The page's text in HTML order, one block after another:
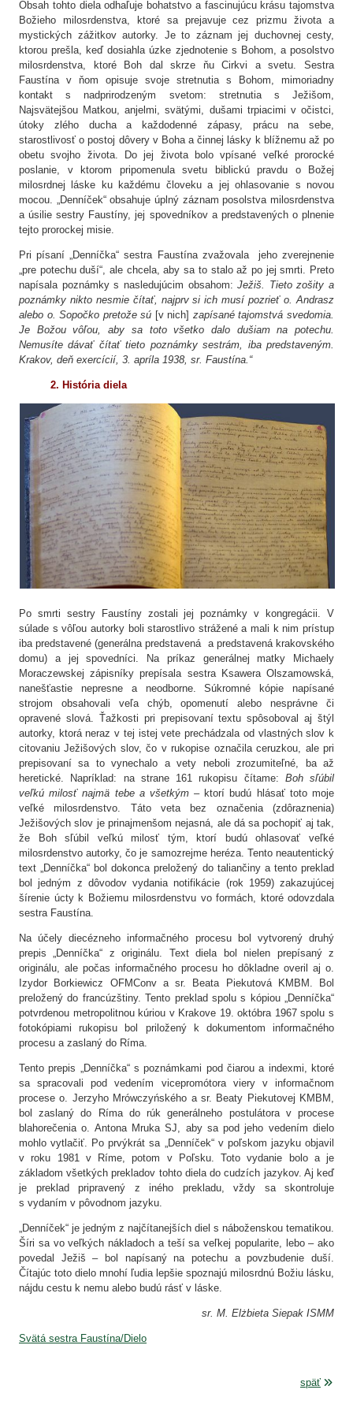
Obsah tohto diela odhaľuje bohatstvo a fascinujúcu krásu tajomstva
Božieho milosrdenstva, ktoré sa prejavuje cez prizmu života a
mystických zážitkov autorky. Je to záznam jej duchovnej cesty,
ktorou prešla, keď dosiahla úzke zjednotenie s Bohom, a posolstvo
milosrdenstva, ktoré Boh dal skrze ňu Cirkvi a svetu. Sestra
Faustína v ňom opisuje svoje stretnutia s Bohom, mimoriadny
kontakt s nadprirodzeným svetom: stretnutia s Ježišom,
Najsvätejšou Matkou, anjelmi, svätými, dušami trpiacimi v očistci,
útoky zlého ducha a každodenné zápasy, prácu na sebe,
starostlivosť o postoj dôvery v Boha a činnej lásky k blížnemu až po
obetu svojho života. Do jej života bolo vpísané veľké prorocké
poslanie, v ktorom pripomenula svetu biblickú pravdu o Božej
milosrdnej láske ku každému človeku a jej ohlasovanie s novou
mocou. „Denníček“ obsahuje úplný záznam posolstva milosrdenstva
a úsilie sestry Faustíny, jej spovedníkov a predstavených o plnenie
tejto prorockej misie.
Pri písaní „Denníčka“ sestra Faustína zvažovala jeho zverejnenie
„pre potechu duší“, ale chcela, aby sa to stalo až po jej smrti. Preto
napísala poznámky s nasledujúcim obsahom:Ježiš. Tieto zošity a
poznámky nikto nesmie čítať, najprv si ich musí pozrieť o. Andrasz
alebo o. Sopočko pretože sú [v nich] zapísané tajomstvá svedomia.
Je Božou vôľou, aby sa toto všetko dalo dušiam na potechu.
Nemusíte dávať čítať tieto poznámky sestrám, iba predstaveným.
Krakov, deň exercícií, 3. apríla 1938, sr. Faustína.“
2. História diela
Po smrti sestry Faustíny zostali jej poznámky v kongregácii. V
súlade s vôľou autorky boli starostlivo strážené a mali k nim prístup
iba predstavené (generálna predstavená a predstavená krakovského
domu) a jej spovedníci. Na príkaz generálnej matky Michaely
Moraczewskej zápisníky prepísala sestra Ksawera Olszamowská,
nanešťastie nepresne a neodborne. Súkromné ​​kópie napísané
strojom obsahovali veľa chýb, opomenutí alebo nesprávne či
opravené slová. Ťažkosti pri prepisovaní textu spôsoboval aj štýl
autorky, ktorá neraz v tej istej vete prechádzala od vlastných slov k
citovaniu Ježišových slov, čo v rukopise označila ceruzkou, ale pri
prepisovaní sa to vynechalo a vety neboli zrozumiteľné, ba až
heretické. Napríklad: na strane 161 rukopisu čítame: Boh sľúbil
veľkú milosť najmä tebe a všetkým – ktorí budú hlásať toto moje
veľké milosrdenstvo. Táto veta bez označenia (zdôraznenia)
Ježišových slov je prinajmenšom nejasná, ale dá sa pochopiť aj tak,
že Boh sľúbil veľkú milosť tým, ktorí budú ohlasovať veľké
milosrdenstvo autorky, čo je samozrejme heréza. Tento neautentický
text „Denníčka“ bol dokonca preložený do taliančiny a tento preklad
bol jedným z dôvodov vydania notifikácie (rok 1959) zakazujúcej
šírenie úcty k Božiemu milosrdenstvu vo formách, ktoré odovzdala
sestra Faustína.
Na účely diecézneho informačného procesu bol vytvorený druhý
prepis „Denníčka“ z originálu. Text diela bol nielen prepísaný z
originálu, ale počas informačného procesu ho dôkladne overil aj o.
Izydor Borkiewicz OFMConv a sr. Beata Piekutová KMBM. Bol
preložený do francúzštiny. Tento preklad spolu s kópiou „Denníčka“
potvrdenou metropolitnou kúriou v Krakove 19. októbra 1967 spolu s
fotokópiami rukopisu bol priložený k dokumentom informačného
procesu a zaslaný do Ríma.
Tento prepis „Denníčka“ s poznámkami pod čiarou a indexmi, ktoré
sa spracovali pod vedením vicepromótora viery v informačnom
procese o. Jerzyho Mrówczyńského a sr. Beaty Piekutovej KMBM,
bol zaslaný do Ríma do rúk generálneho postulátora v procese
blahorečenia o. Antona Mruka SJ, aby sa pod jeho vedením dielo
mohlo vytlačiť. Po prvýkrát sa „Denníček“ v poľskom jazyku objavil
v roku 1981 v Ríme, potom v Poľsku. Toto vydanie bolo a je
základom všetkých prekladov tohto diela do cudzích jazykov. Aj keď
je preklad pripravený z iného prekladu, vždy sa skontroluje
s vydaním v pôvodnom jazyku.
„Denníček“ je jedným z najčítanejších diel s náboženskou tematikou.
Šíri sa vo veľkých nákladoch a teší sa veľkej popularite, lebo – ako
povedal Ježiš – bol napísaný na potechu a povzbudenie duší.
Čítajúc toto dielo mnohí ľudia lepšie spoznajú milosrdnú Božiu lásku,
nájdu cestu k nemu alebo budú rásť v láske.
sr. M. Elżbieta Siepak ISMM
Svätá sestra Faustína/Dielo
späť